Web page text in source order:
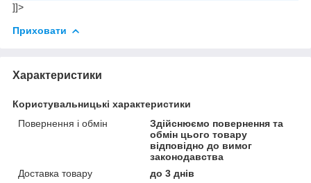
]]>
Приховати
Характеристики
Користувальницькі характеристики
Повернення і обмін
Здійснюємо повернення та
обмін цього товару
відповідно до вимог
законодавства
Доставка товару
до 3 днів